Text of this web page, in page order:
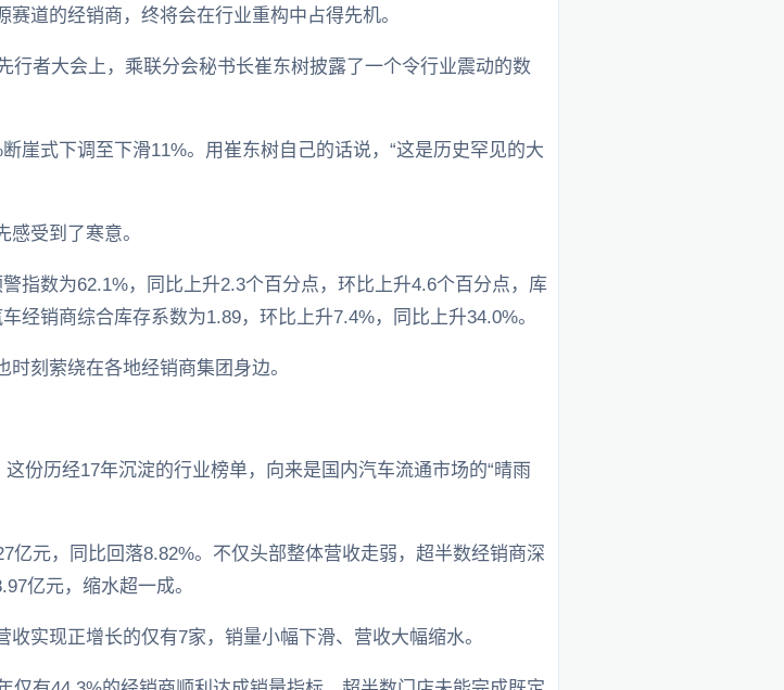
道的经销商，终将会在行业重构中占得先机。
行者大会上，乘联分会秘书长崔东树披露了一个令行业震动的数
崖式下调至下滑11%。用崔东树自己的话说，“这是历史罕见的大
受到了寒意。
指数为62.1%，同比上升2.3个百分点，环比上升4.6个百分点，库
经销商综合库存系数为1.89，环比上升7.4%，同比上升34.0%。
刻萦绕在各地经销商集团身边。
份历经17年沉淀的行业榜单，向来是国内汽车流通市场的“晴雨
亿元，同比回落8.82%。不仅头部整体营收走弱，超半数经销商深
亿元，缩水超一成。
实现正增长的仅有7家，销量小幅下滑、营收大幅缩水。